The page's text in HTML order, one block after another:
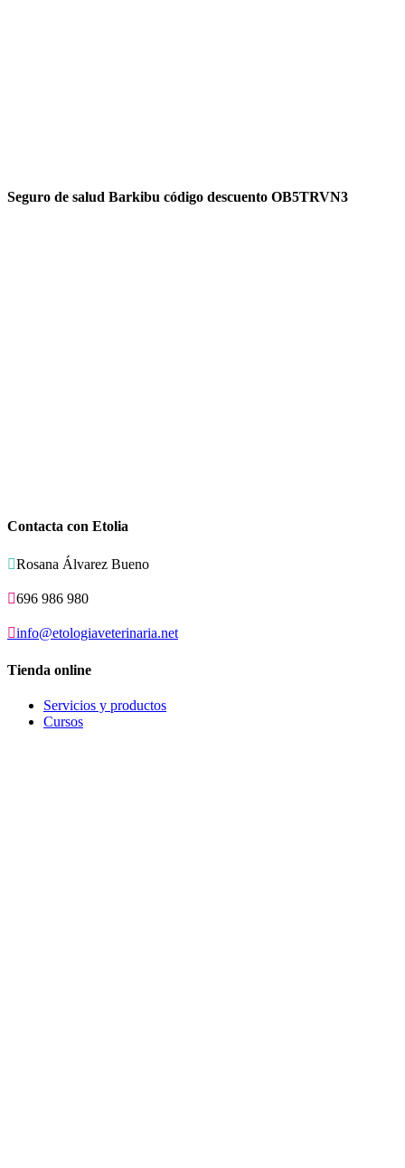
Seguro de salud Barkibu código descuento OB5TRVN3
Contacta con Etolia
Rosana Álvarez Bueno
696 986 980
info@etologiaveterinaria.net
Tienda online
Servicios y productos
Cursos